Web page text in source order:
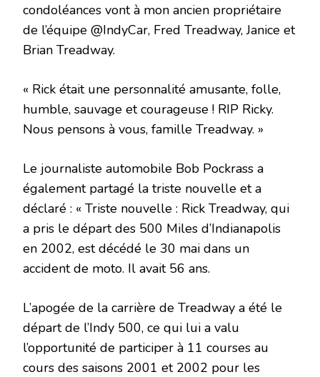
condoléances vont à mon ancien propriétaire
de l’équipe @IndyCar, Fred Treadway, Janice et
Brian Treadway.
« Rick était une personnalité amusante, folle,
humble, sauvage et courageuse ! RIP Ricky.
Nous pensons à vous, famille Treadway. »
Le journaliste automobile Bob Pockrass a
également partagé la triste nouvelle et a
déclaré : « Triste nouvelle : Rick Treadway, qui
a pris le départ des 500 Miles d’Indianapolis
en 2002, est décédé le 30 mai dans un
accident de moto. Il avait 56 ans.
L’apogée de la carrière de Treadway a été le
départ de l’Indy 500, ce qui lui a valu
l’opportunité de participer à 11 courses au
cours des saisons 2001 et 2002 pour les